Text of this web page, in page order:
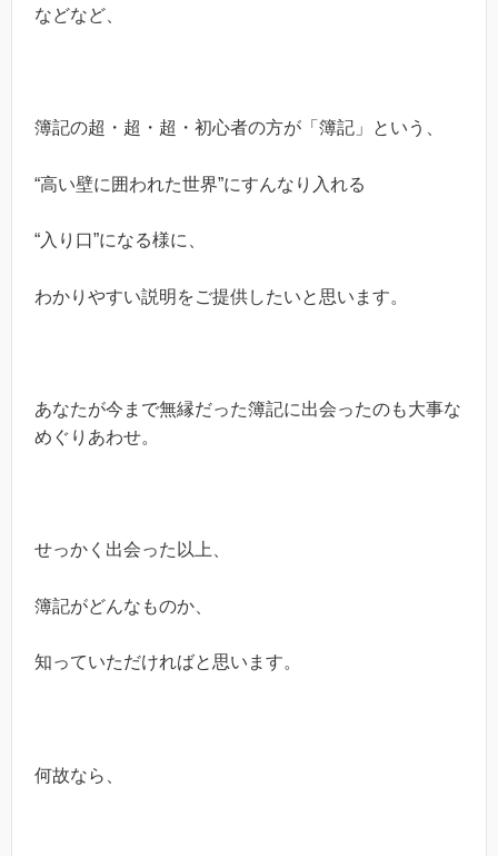
などなど、
簿記の超・超・超・初心者の方が「簿記」という、
“高い壁に囲われた世界”にすんなり入れる
“入り口”になる様に、
わかりやすい説明をご提供したいと思います。
あなたが今まで無縁だった簿記に出会ったのも大事な
めぐりあわせ。
せっかく出会った以上、
簿記がどんなものか、
知っていただければと思います。
何故なら、